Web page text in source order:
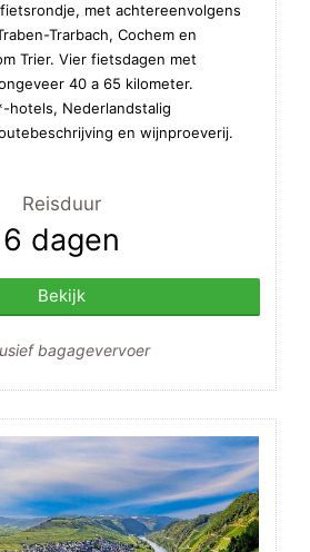
met achtereenvolgens
Trarbach, Cochem en
Trier. Vier fietsdagen met
40 a 65 kilometer.
hotels, Nederlandstalig
en wijnproeverij.
Reisduur
6 dagen
Bekijk
bagagevervoer